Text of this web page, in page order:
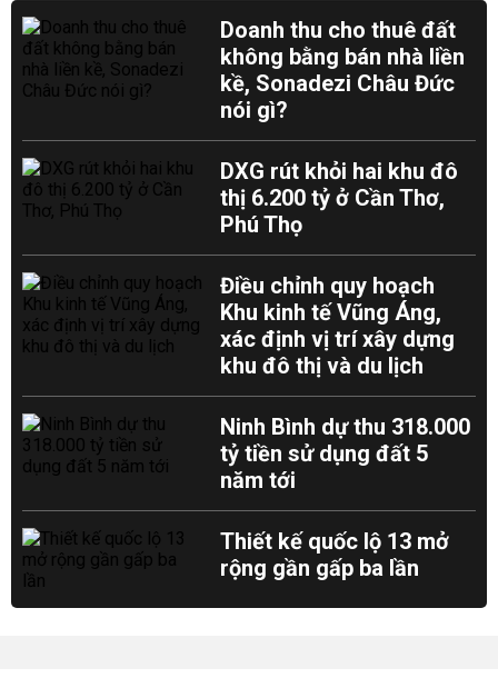
Doanh thu cho thuê đất
không bằng bán nhà liền
kề, Sonadezi Châu Đức
nói gì?
DXG rút khỏi hai khu đô
thị 6.200 tỷ ở Cần Thơ,
Phú Thọ
Điều chỉnh quy hoạch
Khu kinh tế Vũng Áng,
xác định vị trí xây dựng
khu đô thị và du lịch
Ninh Bình dự thu 318.000
tỷ tiền sử dụng đất 5
năm tới
Thiết kế quốc lộ 13 mở
rộng gần gấp ba lần